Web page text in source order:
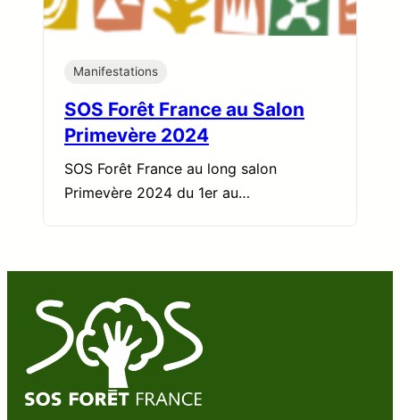
Manifestations
SOS Forêt France au Salon
Primevère 2024
SOS Forêt France au long salon
Primevère 2024 du 1er au…